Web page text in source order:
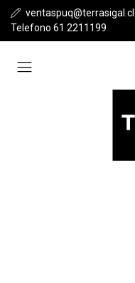
Telefono 61 2211199